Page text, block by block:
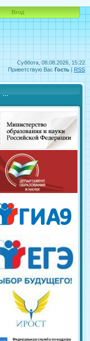
Суббота, 08.08.2026, 15:22
Приветствую Вас Гость | RSS
Вход
...